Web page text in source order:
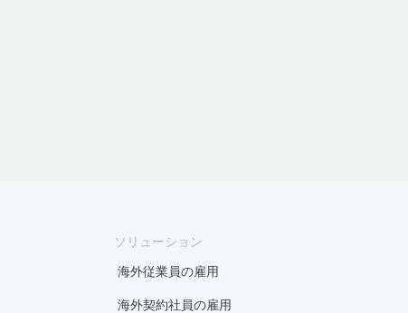
ソリューション
海外従業員の雇用
海外契約社員の雇用